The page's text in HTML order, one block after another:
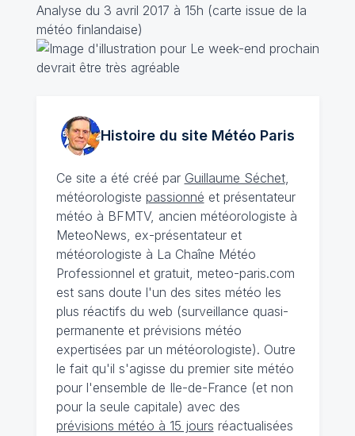
Analyse du 3 avril 2017 à 15h (carte issue de la
météo finlandaise)
Histoire du site MétéoParis
Ce site a été créé par Guillaume Séchet,
météorologiste passionné et présentateur
météo à BFMTV, ancien météorologiste à
MeteoNews, ex-présentateur et
météorologiste à La Chaîne Météo
Professionnel et gratuit, meteo-paris.com
est sans doute l'un des sites météo les
plus réactifs du web (surveillance quasi-
permanente et prévisions météo
expertisées par un météorologiste). Outre
le fait qu'il s'agisse du premier site météo
pour l'ensemble de Ile-de-France (et non
pour la seule capitale) avec des
prévisions météo à 15 jours réactualisées